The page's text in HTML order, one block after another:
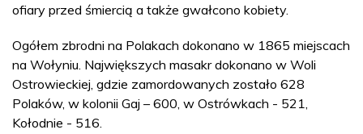
ofiary przed śmiercią a także gwałcono kobiety.
Ogółem zbrodni na Polakach dokonano w 1865 miejscach
na Wołyniu. Największych masakr dokonano w Woli
Ostrowieckiej, gdzie zamordowanych zostało 628
Polaków, w kolonii Gaj – 600, w Ostrówkach - 521,
Kołodnie - 516.